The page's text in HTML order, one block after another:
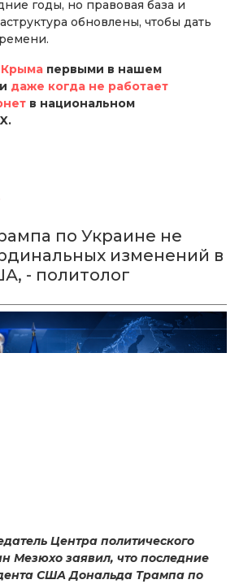
годы, но правовая база и
обновлены, чтобы дать
Крыма первыми в нашем
даже когда не работает
в национальном
по Украине не
изменений в
- политолог
Центра политического
Мезюхо заявил, что последние
США Дональда Трампа по